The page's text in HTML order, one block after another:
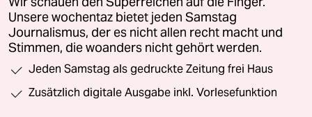
Unsere wochentaz bietet jeden Samstag
Journalismus, der es nicht allen recht macht und
Stimmen, die woanders nicht gehört werden.
Jeden Samstag als gedruckte Zeitung frei Haus
Zusätzlich digitale Ausgabe inkl. Vorlesefunktion